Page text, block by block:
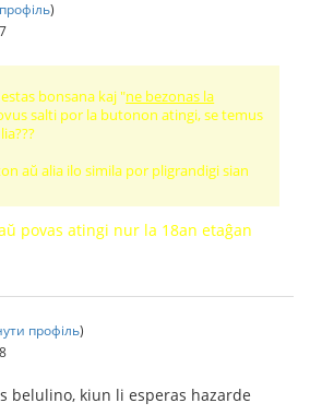
)
bonsana kaj "ne bezonas la
salti por la butonon atingi, se temus
aŭ alia ilo simila por pligrandigi sian
povas atingi nur la 18an etaĝan
профіль)
belulino, kiun li esperas hazarde